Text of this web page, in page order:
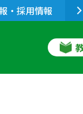
・採用情報